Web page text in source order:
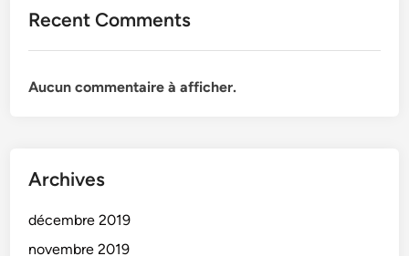
Recent Comments
Aucun commentaire à afficher.
Archives
décembre 2019
novembre 2019